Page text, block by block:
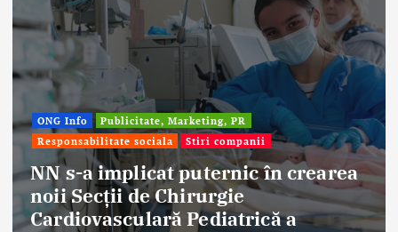
ONG Info
Publicitate, Marketing, PR
Responsabilitate sociala
Stiri companii
NN s-a implicat puternic în crearea
noii Secții de Chirurgie
Cardiovasculară Pediatrică a